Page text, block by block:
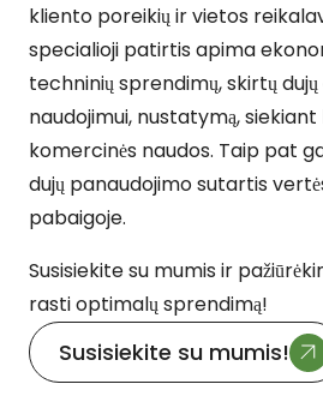
kliento poreikių ir vietos
specialioji patirtis apima
techninių sprendimų, skirtų
naudojimui, nustatymą, siekiant
komercinės naudos. Taip pat
dujų panaudojimo sutartis
pabaigoje.
Susisiekite su mumis ir
rasti optimalų sprendimą!
Susisiekite su mumis!